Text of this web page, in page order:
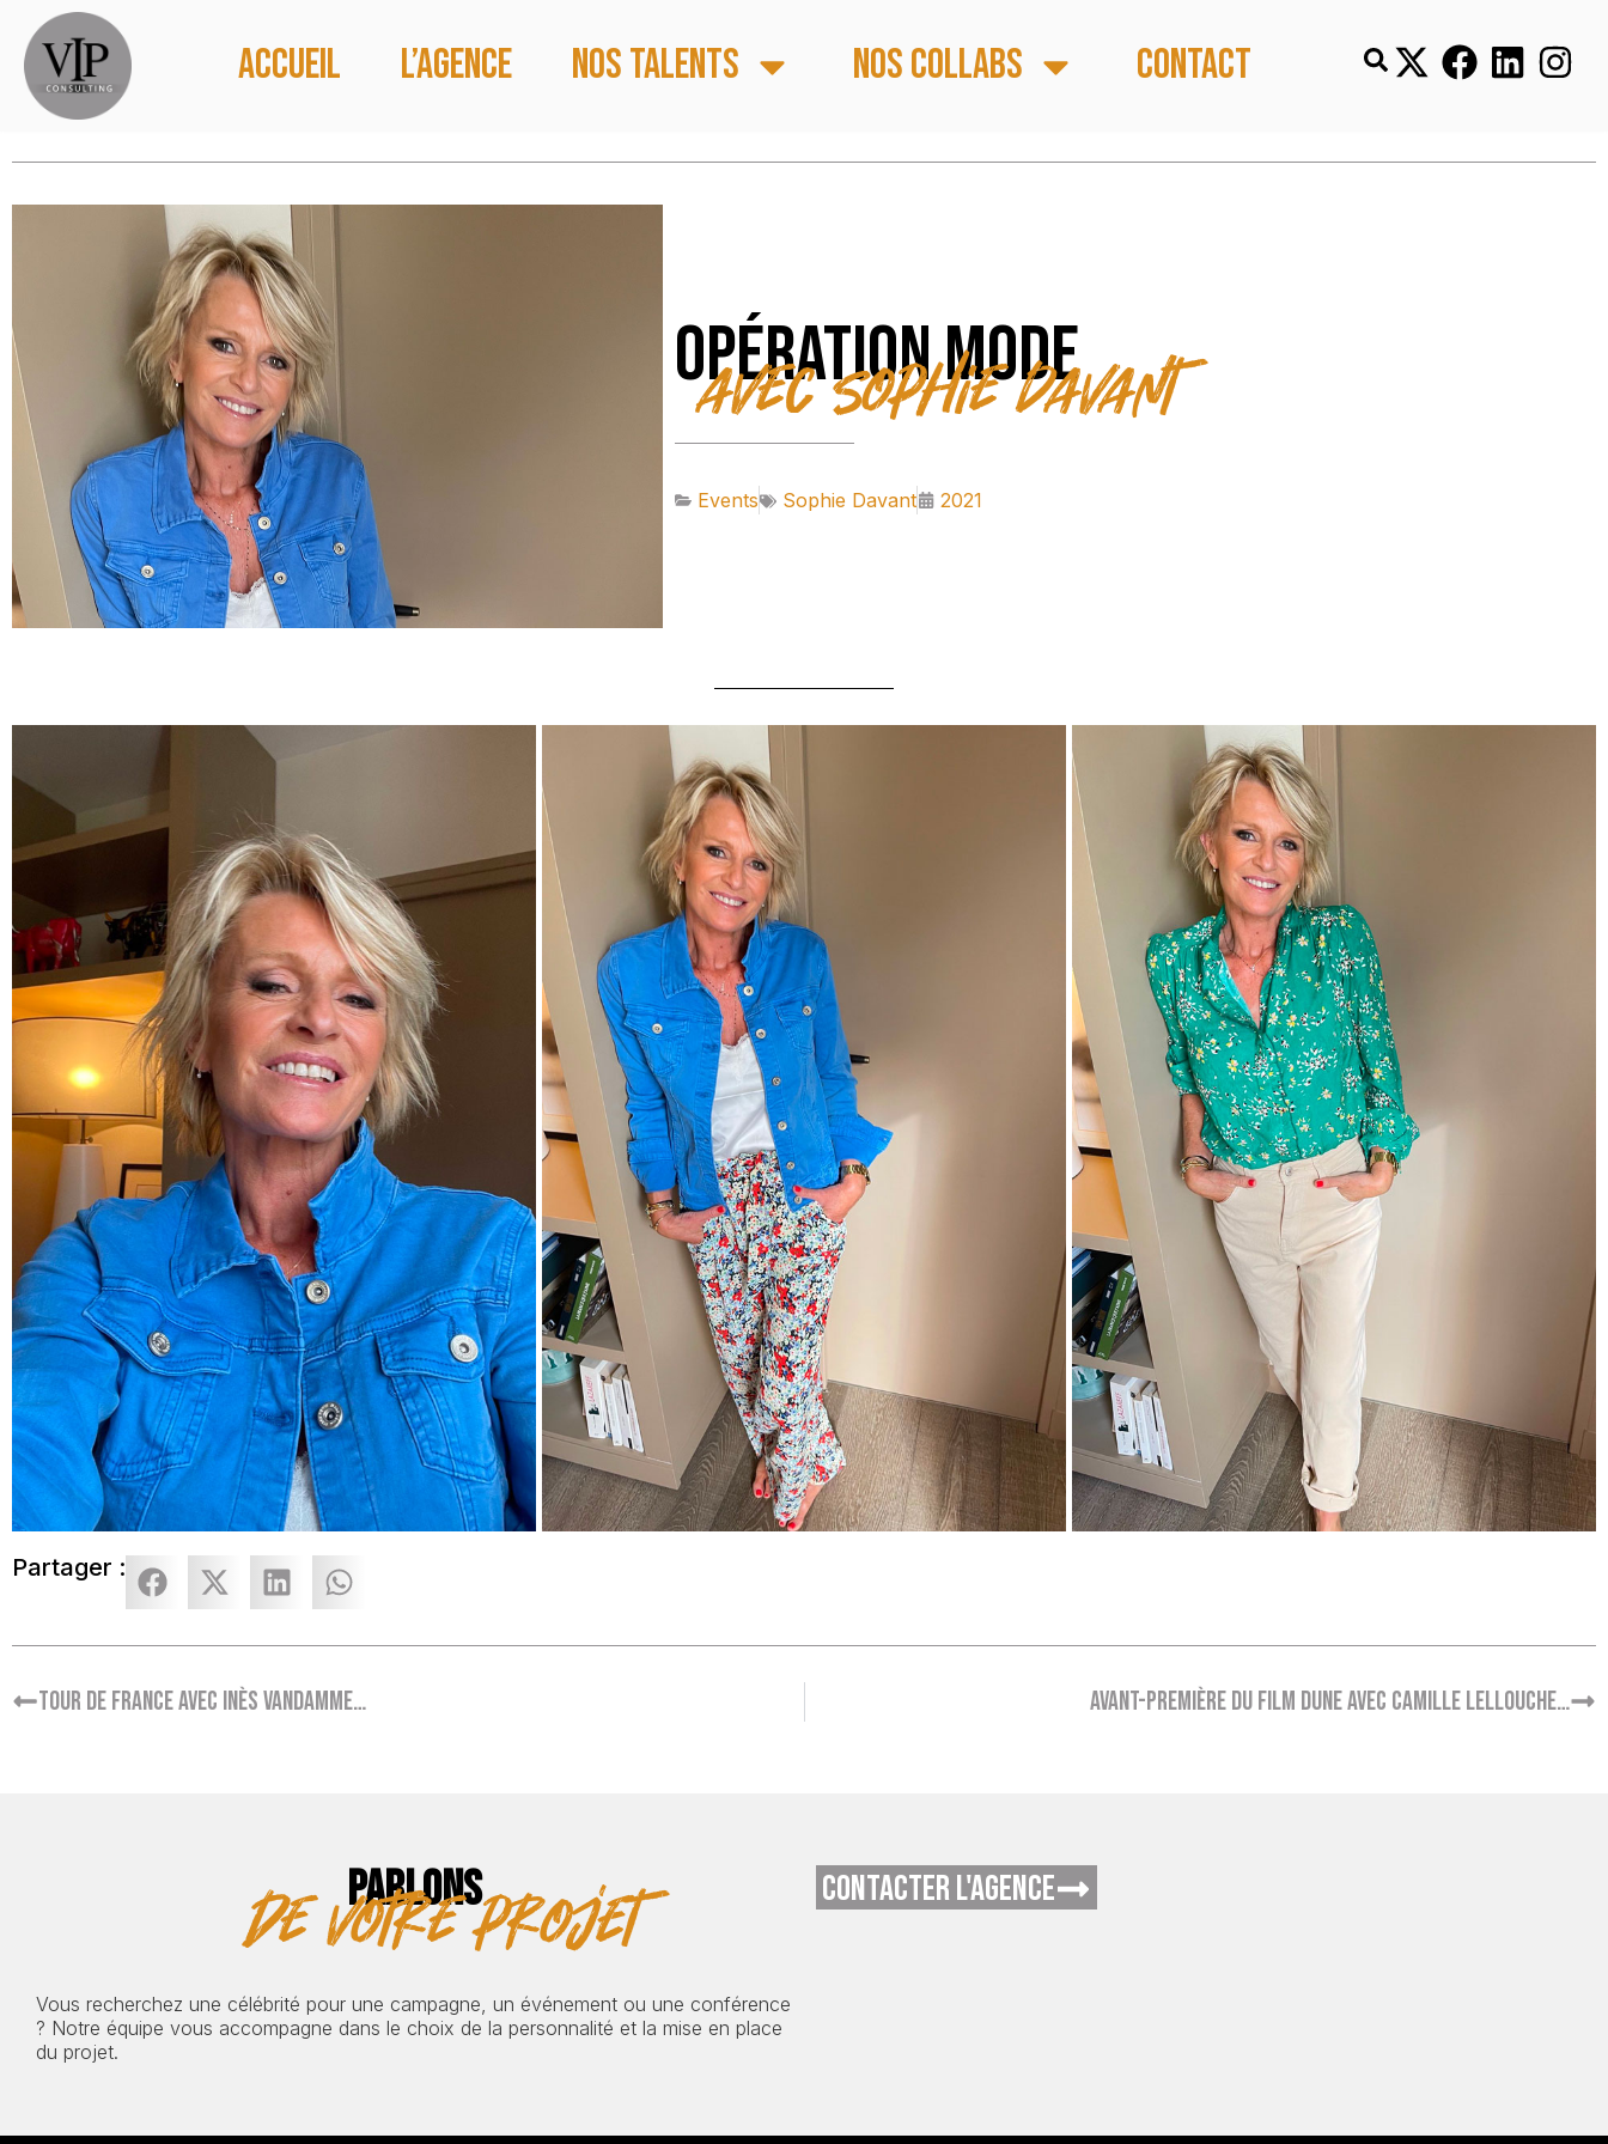
Accueil L’agence Nos talents Nos collabs Contact
Opération mode
avec Sophie Davant
Events Sophie Davant 2021
Partager :
Tour de France avec Inès Vandamme… Avant-première du film DUNE avec Camille Lellouche…
PARLONS
de votre projet
Vous recherchez une célébrité pour une campagne, un événement ou une conférence
? Notre équipe vous accompagne dans le choix de la personnalité et la mise en place
du projet.
CONTACTER L'AGENCE